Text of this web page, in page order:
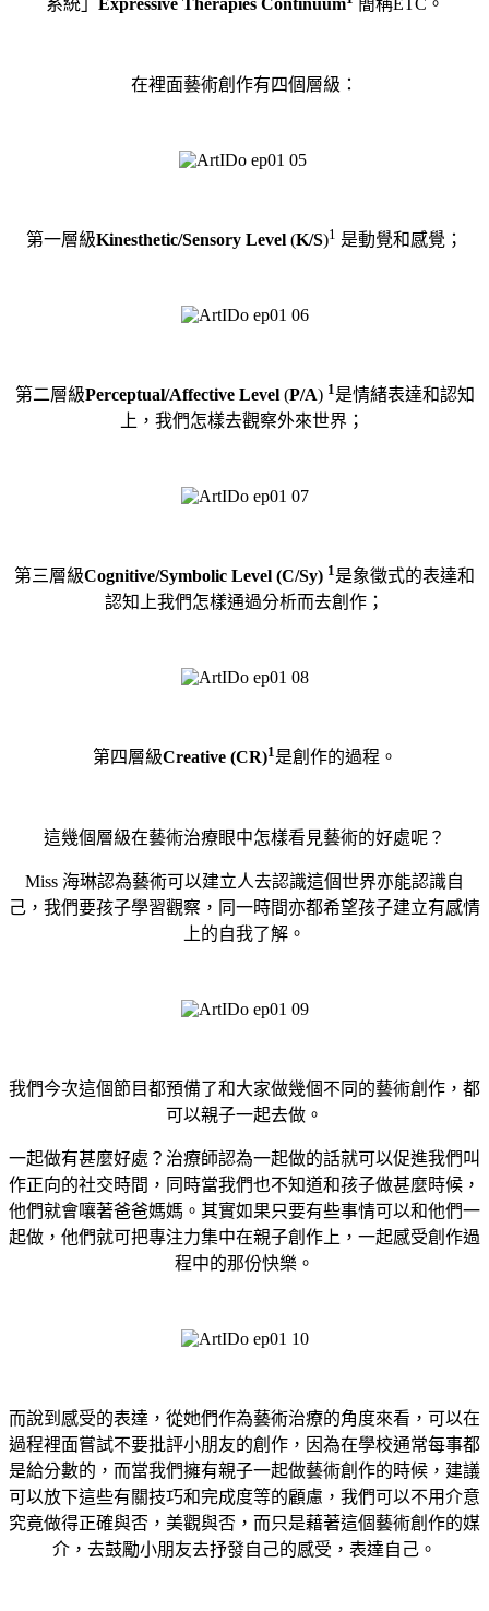
在裡面藝術創作有四個層級：
第一層級Kinesthetic/Sensory Level (K/S)1 是動覺和感覺；
第二層級Perceptual/Affective Level (P/A) 1 是情緒表達和認知
上， 我們怎樣去觀察外來世界；
第三層級Cognitive/Symbolic Level (C/Sy) 1 是象徵式的表達和
認知上我們怎樣通過分析而去創作；
第四層級Creative (CR)1 是創作的過程。
這幾個層級在藝術治療眼中怎樣看見藝術的好處呢？
Miss 海琳認為藝術可以建立人去認識這個世界亦能認識自
己，我們要孩子學習觀察，同一時間亦都希望孩子建立有感情
上的自我了解。
我們今次這個節目都預備了和大家做幾個不同的藝術創作，都
可以親子一起去做。
一起做有甚麼好處？治療師認為一起做的話就可以促進我們叫
作正向的社交時間， 同時當我們也不知道和孩子做甚麼時候，
他們就會嚷著爸爸媽媽。 其實如果只要有些事情可以和他們一
起做，他們就可把專注力集中在親子創作上，一起感受創作過
程中的那份快樂。
而說到感受的表達，從她們作為藝術治療的角度來看，可以在
過程裡面嘗試不要批評小朋友的創作，因為在學校通常每事都
是給分數的，而當我們擁有親子一起做藝術創作的時候，建議
可以放下這些有關技巧和完成度等的顧慮，我們可以不用介意
究竟做得正確與否，美觀與否，而只是藉著這個藝術創作的媒
介，去鼓勵小朋友去抒發自己的感受，表達自己。